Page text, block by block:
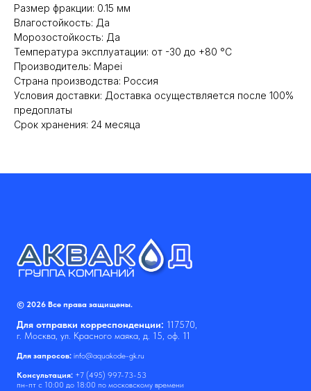
Размер фракции: 0.15 мм
Влагостойкость: Да
Морозостойкость: Да
Температура эксплуатации: от -30 до +80 °С
Производитель: Mapei
Cтрана производства: Россия
Условия доставки: Доставка осуществляется после 100%
предоплаты
Срок хранения: 24 месяца
© 2026 Все права защищены.
Для отправки корреспонденции: 117570,
г. Москва, ул. Красного маяка, д. 15, оф. 11
Для запросов: info@aquakode-gk.ru
Консультация: +7 (495) 997-73-53
пн-пт с 10:00 до 18:00 по московскому времени